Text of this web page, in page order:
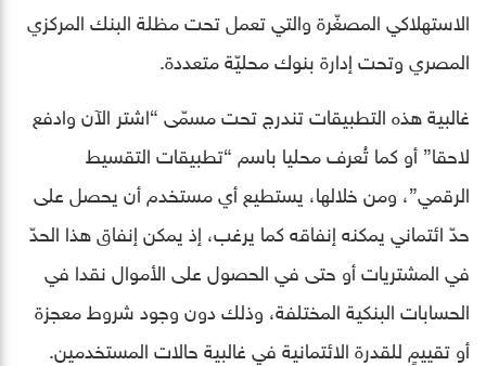
الاستهلاكي المصغّرة والتي تعمل تحت مظلة البنك المركزي
المصري وتحت إدارة بنوك محليّة متعددة.
غالبية هذه التطبيقات تندرج تحت مسمّى “اشتر الآن وادفع
لاحقا” أو كما تُعرف محليا باسم “تطبيقات التقسيط
الرقمي”، ومن خلالها، يستطيع أي مستخدم أن يحصل على
حدّ ائتماني يمكنه إنفاقه كما يرغب، إذ يمكن إنفاق هذا الحدّ
في المشتريات أو حتى في الحصول على الأموال نقدا في
الحسابات البنكية المختلفة، وذلك دون وجود شروط معجزة
أو تقييمٍ للقدرة الائتمانية في غالبية حالات المستخدمين.